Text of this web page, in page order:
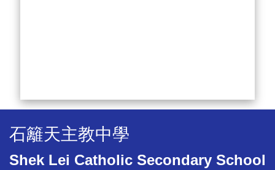
石籬天主教中學
Shek Lei Catholic Secondary School